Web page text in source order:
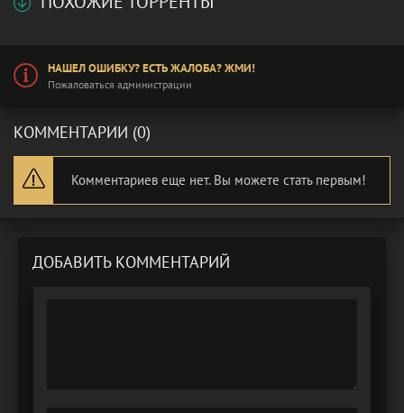
НАШЕЛ ОШИБКУ? ЕСТЬ ЖАЛОБА? ЖМИ!
Пожаловаться администрации
КОММЕНТАРИИ (0)
Комментариев еще нет. Вы можете стать первым!
ДОБАВИТЬ КОММЕНТАРИЙ